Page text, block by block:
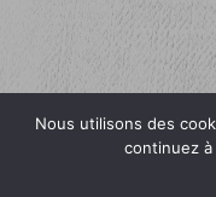
Nous utilisons des
continuez